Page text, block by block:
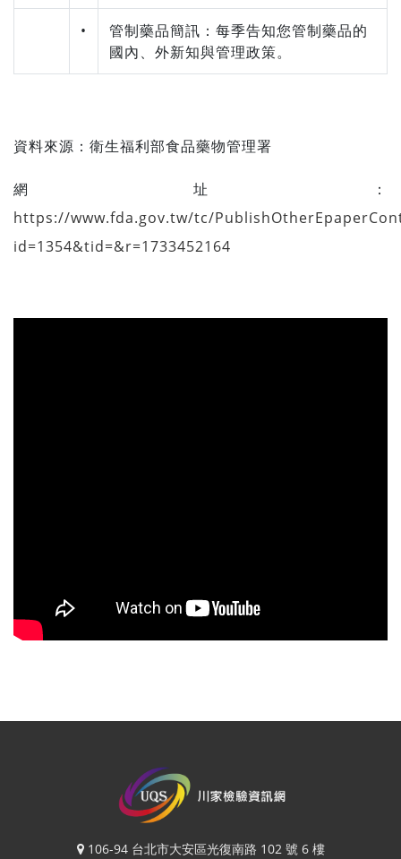
•
管制藥品簡訊：每季告知您管制藥品的
國內、外新知與管理政策。
資料來源： 衛生福利部食品藥物管理署
網址：
https://www.fda.gov.tw/tc/
id=1354&tid=&r=1733452164
106-94 台北市大安區光復南路 102 號 6 樓